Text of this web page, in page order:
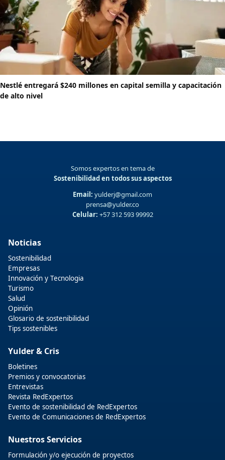
Nestlé entregará $240 millones en capital semilla y capacitación
de alto nivel
Somos expertos en tema de
Sostenibilidad en todos sus aspectos
Email: yulderj@gmail.com
prensa@yulder.co
Celular: +57 312 593 99992
Noticias
Sostenibilidad
Empresas
Innovación y Tecnologia
Turismo
Salud
Opinión
Glosario de sostenibilidad
Tips sostenibles
Yulder & Cris
Boletines
Premios y convocatorias
Entrevistas
Revista RedExpertos
Evento de sostenibilidad de RedExpertos
Evento de Comunicaciones de RedExpertos
Nuestros Servicios
Formulación y/o ejecución de proyectos